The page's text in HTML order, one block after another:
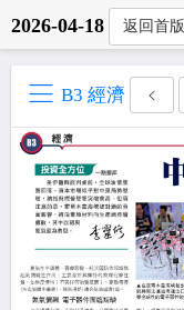
2026-04-18 返回首版
B3 經濟